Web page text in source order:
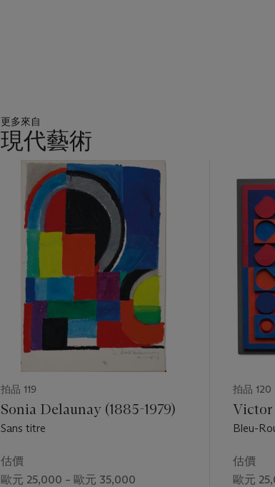
更多來自
現代藝術
拍品 119
Sonia Delaunay (1885-1979)
Sans titre
估價
歐元 25,000 – 歐元 35,000
拍品 120
Victor
Bleu-
估價
歐元